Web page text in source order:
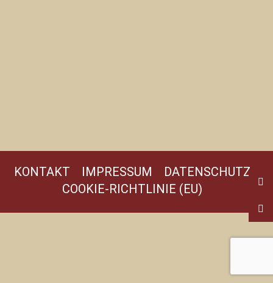
KONTAKT IMPRESSUM
DATENSCHUTZ
COOKIE-RICHTLINIE (EU)